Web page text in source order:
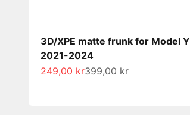
3D/XPE matte frunk for Model Y
2021-2024
Salgspris
249,00 krNormalpris
399,00 kr